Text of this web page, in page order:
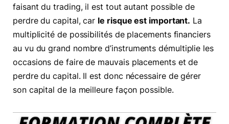
faisant du trading, il est tout autant possible de
perdre du capital, car le risque est important. La
multiplicité de possibilités de placements financiers
au vu du grand nombre d’instruments démultiplie les
occasions de faire de mauvais placements et de
perdre du capital. Il est donc nécessaire de gérer
son capital de la meilleure façon possible.